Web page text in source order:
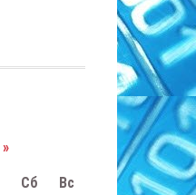
»
Сб Вс